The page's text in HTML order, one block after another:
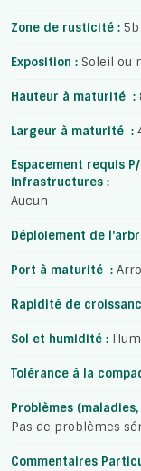
Zone de rusticité : 5b
Exposition : Soleil ou
Hauteur à maturité :
Largeur à maturité :
Espacement requis
infrastructures :
Aucun
Déploiement de
Port à maturité :
Rapidité de
Sol et humidité :
Tolérance à la
Problèmes
Pas de problèmes
Commentaires